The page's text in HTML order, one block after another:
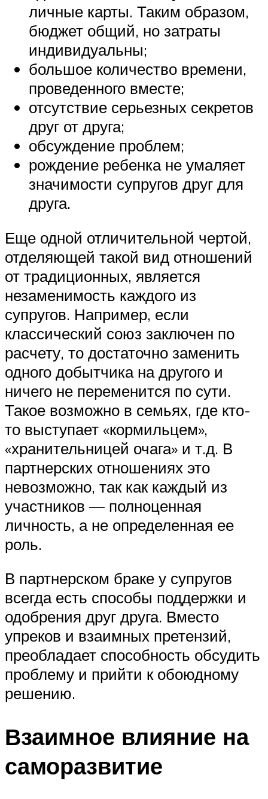
личные карты. Таким образом,
бюджет общий, но затраты
индивидуальны;
большое количество времени,
проведенного вместе;
отсутствие серьезных секретов
друг от друга;
обсуждение проблем;
рождение ребенка не умаляет
значимости супругов друг для
друга.
Еще одной отличительной чертой,
отделяющей такой вид отношений
от традиционных, является
незаменимость каждого из
супругов. Например, если
классический союз заключен по
расчету, то достаточно заменить
одного добытчика на другого и
ничего не переменится по сути.
Такое возможно в семьях, где кто-
то выступает «кормильцем»,
«хранительницей очага» и т.д. В
партнерских отношениях это
невозможно, так как каждый из
участников — полноценная
личность, а не определенная ее
роль.
В партнерском браке у супругов
всегда есть способы поддержки и
одобрения друг друга. Вместо
упреков и взаимных претензий,
преобладает способность обсудить
проблему и прийти к обоюдному
решению.
Взаимное влияние на
саморазвитие